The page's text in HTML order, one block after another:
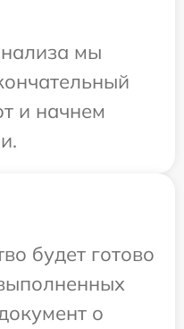
мы
и начнем
будет готово
о